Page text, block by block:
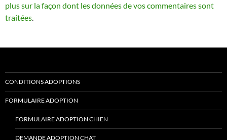
plus sur la façon dont les données de vos commentaires sont
traitées.
CONDITIONS ADOPTIONS
FORMULAIRE ADOPTION
FORMULAIRE ADOPTION CHIEN
DEMANDE ADOPTION CHAT